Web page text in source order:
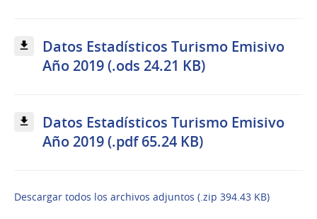
Datos Estadísticos Turismo Emisivo
Año 2019 (.ods 24.21 KB)
Datos Estadísticos Turismo Emisivo
Año 2019 (.pdf 65.24 KB)
Descargar todos los archivos adjuntos (.zip 394.43 KB)